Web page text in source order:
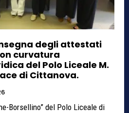
degli attestati
curvatura
del Polo Liceale M.
di Cittanova.
Borsellino” del Polo Liceale di